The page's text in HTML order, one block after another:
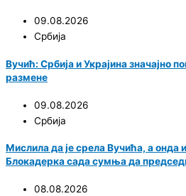
09.08.2026
Србија
Вучић: Србија и Украјина значајно
размене
09.08.2026
Србија
Мислила да је срела Вучића, а онда
Блокадерка сада сумња да
08.08.2026